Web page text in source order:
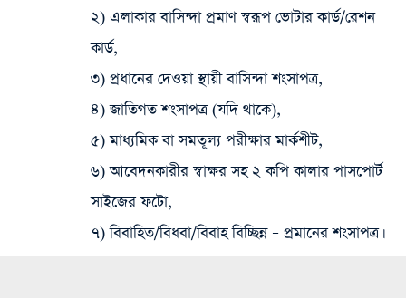
২) এলাকার বাসিন্দা প্রমাণ স্বরূপ ভোটার কার্ড/রেশন
কার্ড,
৩) প্রধানের দেওয়া স্থায়ী বাসিন্দা শংসাপত্র,
৪) জাতিগত শংসাপত্র (যদি থাকে),
৫) মাধ্যমিক বা সমতূল্য পরীক্ষার মার্কশীট,
৬) আবেদনকারীর স্বাক্ষর সহ ২ কপি কালার পাসপোর্ট
সাইজের ফটো,
৭) বিবাহিত/বিধবা/বিবাহ বিচ্ছিন্ন – প্রমানের শংসাপত্র।